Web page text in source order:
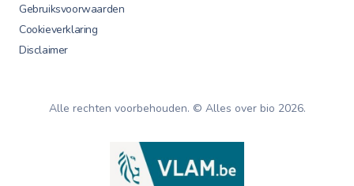
Gebruiksvoorwaarden
Cookieverklaring
Disclaimer
Alle rechten voorbehouden. © Alles over bio 2026.